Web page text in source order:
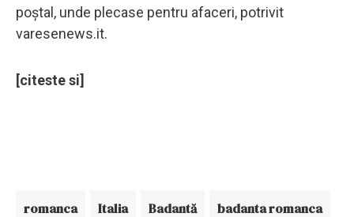
poștal, unde plecase pentru afaceri, potrivit
varesenews.it.
[citeste si]
romanca Italia Badantă badanta romanca